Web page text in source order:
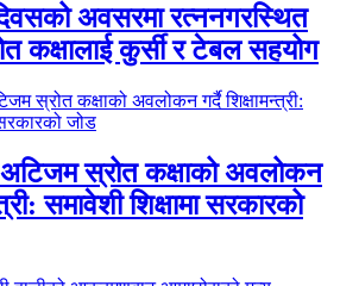
अवसरमा रत्ननगरस्थित
कक्षालाई कुर्सी र टेबल सहयोग
स्रोत कक्षाको अवलोकन
समावेशी शिक्षामा सरकारको